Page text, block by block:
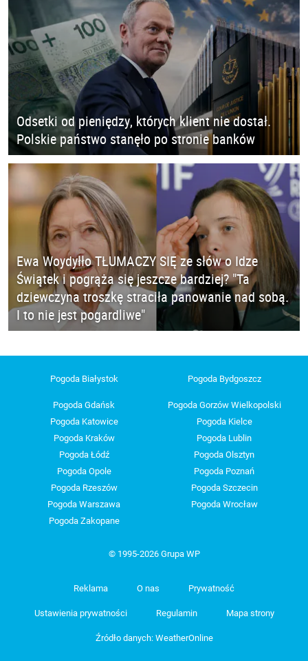
Odsetki od pieniędzy, których klient nie dostał.
Polskie państwo stanęło po stronie banków
Ewa Woydyłło TŁUMACZY SIĘ ze słów o Idze
Świątek i pogrąża się jeszcze bardziej? "Ta
dziewczyna troszkę straciła panowanie nad sobą.
I to nie jest pogardliwe"
Pogoda Białystok Pogoda Bydgoszcz
Pogoda Gdańsk
Pogoda Gorzów Wielkopolski
Pogoda Katowice
Pogoda Kielce
Pogoda Kraków
Pogoda Lublin
Pogoda Łódź
Pogoda Olsztyn
Pogoda Opole
Pogoda Poznań
Pogoda Rzeszów
Pogoda Szczecin
Pogoda Warszawa
Pogoda Wrocław
Pogoda Zakopane
© 1995-2026 Grupa WP
Reklama O nas Prywatność
Ustawienia prywatności Regulamin Mapa strony
Źródło danych: WeatherOnline